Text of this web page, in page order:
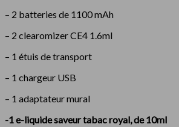
– 2 batteries de 1100 mAh
– 2 clearomizer CE4 1.6ml
– 1 étuis de transport
– 1 chargeur USB
– 1 adaptateur mural
-1 e-liquide saveur tabac royal, de 10ml